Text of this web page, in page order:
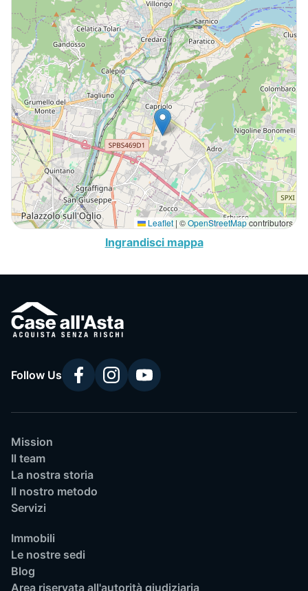
Leaflet | ©OpenStreetMapcontributors
Ingrandisci mappa
Follow Us
Mission
Il team
La nostra storia
Il nostro metodo
Servizi
Immobili
Le nostre sedi
Blog
Area riservata all'autorità giudiziaria